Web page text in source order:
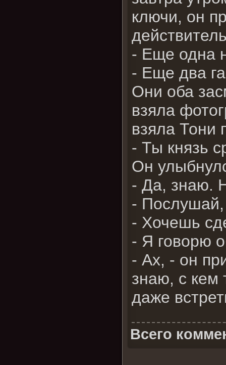
ключи, он
- Еще одна
- Еще два
Они оба
взяла
взяла Тони
- Ты князь
Он
- Да, знаю.
-
- Хочешь
- Я говорю
- Ах, - он
знаю, с
даже
Всего